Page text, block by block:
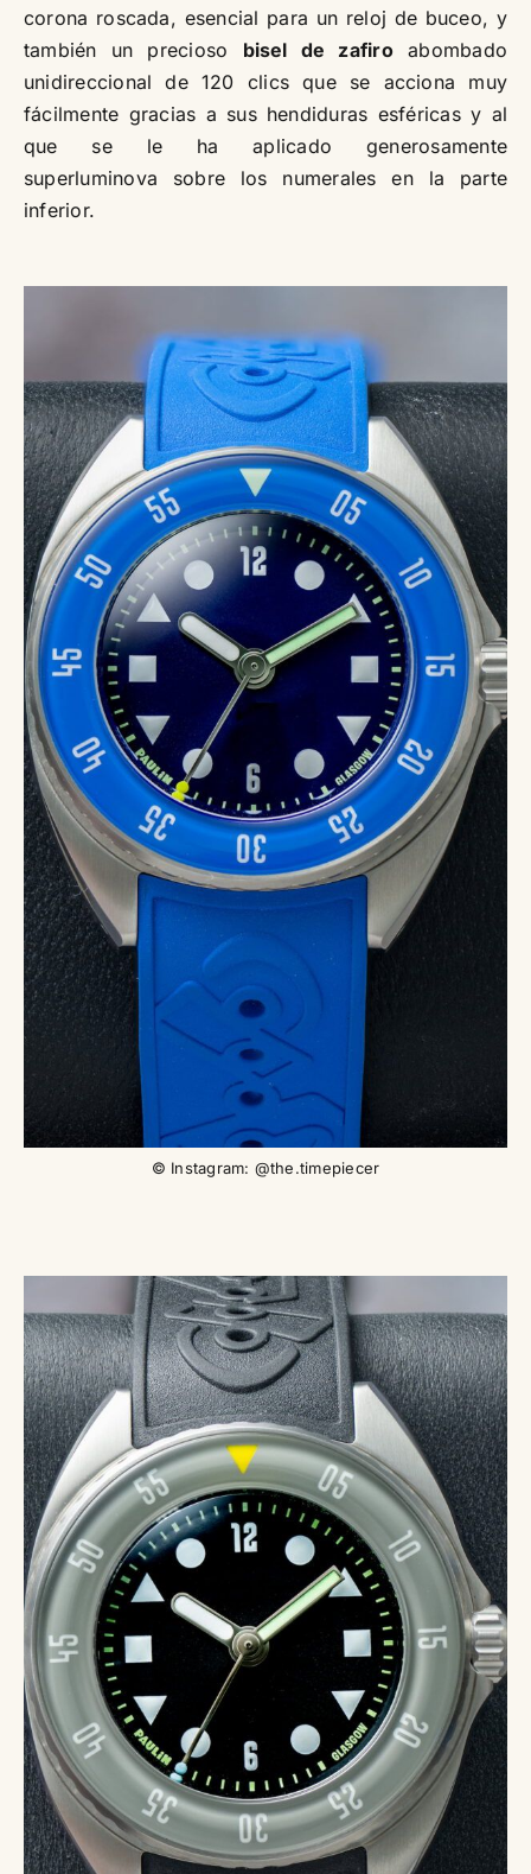
corona roscada, esencial para un reloj de buceo, y
también un precioso bisel de zafiroabombado
unidireccional de 120 clics que se acciona muy
fácilmente gracias a sus hendiduras esféricas y al
que se le ha aplicado generosamente
superluminova sobre los numerales en la parte
inferior.
© Instagram: @the.timepiecer